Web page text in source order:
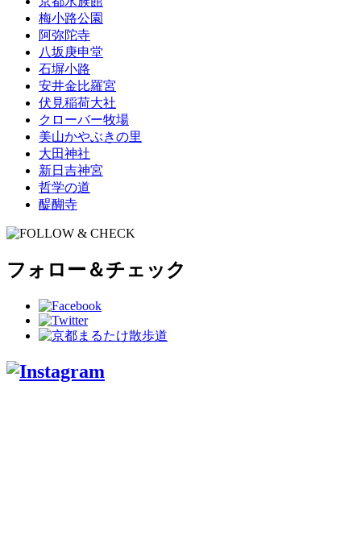
梅小路公園
阿弥陀寺
八坂庚申堂
石塀小路
安井金比羅宮
伏見稲荷大社
クローバー牧場
美山かやぶきの里
大田神社
新日吉神宮
哲学の道
醍醐寺
フォロー＆チェック